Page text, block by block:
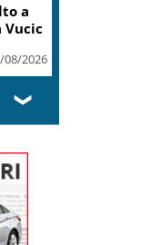
a
Vucic
08/2026
❯